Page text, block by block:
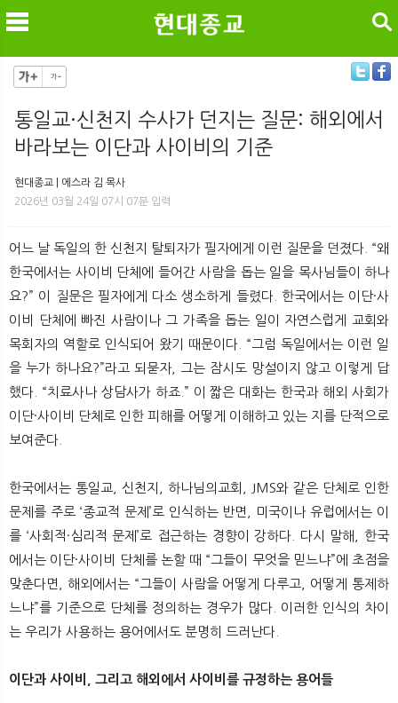
메
뉴 색
검색
통일교·신천지 수사가 던지는 질문: 해외에서
바라보는 이단과 사이비의 기준
현대종교 | 에스라 김 목사
2026년 03월 24일 07시 07분 입력
어느 날 독일의 한 신천지 탈퇴자가 필자에게 이런 질문을 던졌다. “왜
한국에서는 사이비 단체에 들어간 사람을 돕는 일을 목사님들이 하나
요?” 이 질문은 필자에게 다소 생소하게 들렸다. 한국에서는 이단·사
이비 단체에 빠진 사람이나 그 가족을 돕는 일이 자연스럽게 교회와
목회자의 역할로 인식되어 왔기 때문이다. “그럼 독일에서는 이런 일
을 누가 하나요?”라고 되묻자, 그는 잠시도 망설이지 않고 이렇게 답
했다. “치료사나 상담사가 하죠.” 이 짧은 대화는 한국과 해외 사회가
이단·사이비 단체로 인한 피해를 어떻게 이해하고 있는 지를 단적으로
보여준다.
한국에서는 통일교, 신천지, 하나님의교회, JMS와 같은 단체로 인한
문제를 주로 ‘종교적 문제’로 인식하는 반면, 미국이나 유럽에서는 이
를 ‘사회적·심리적 문제’로 접근하는 경향이 강하다. 다시 말해, 한국
에서는 이단·사이비 단체를 논할 때 “그들이 무엇을 믿느냐”에 초점을
맞춘다면, 해외에서는 “그들이 사람을 어떻게 다루고, 어떻게 통제하
느냐”를 기준으로 단체를 정의하는 경우가 많다. 이러한 인식의 차이
는 우리가 사용하는 용어에서도 분명히 드러난다.
이단과 사이비, 그리고 해외에서 사이비를 규정하는 용어들